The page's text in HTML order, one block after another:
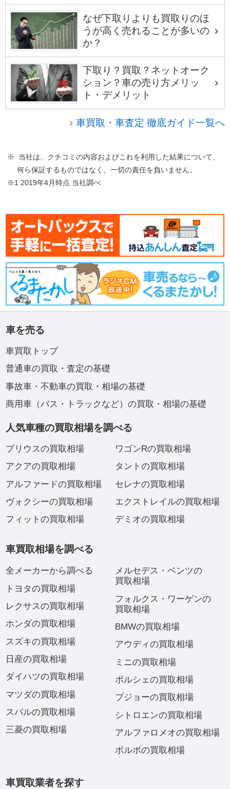
なぜ下取りよりも買取りのほ
うが高く売れることが多いの
か？
下取り？買取？ネットオーク
ション？車の売り方メリッ
ト・デメリット
車買取・車査定 徹底ガイド一覧へ
※ 当社は、クチコミの内容およびこれを利用した結果について、
何ら保証するものではなく、一切の責任を負いません。
※1 2019年4月時点 当社調べ
車を売る
車買取トップ
普通車の買取・査定の基礎
事故車・不動車の買取・相場の基礎
商用車（バス・トラックなど）の買取・相場の基礎
人気車種の買取相場を調べる
プリウスの買取相場
アクアの買取相場
アルファードの買取相場
ヴォクシーの買取相場
フィットの買取相場
ワゴンRの買取相場
タントの買取相場
セレナの買取相場
エクストレイルの買取相場
デミオの買取相場
車買取相場を調べる
全メーカーから調べる
トヨタの買取相場
レクサスの買取相場
ホンダの買取相場
スズキの買取相場
日産の買取相場
ダイハツの買取相場
マツダの買取相場
スバルの買取相場
三菱の買取相場
メルセデス・ベンツの
買取相場
フォルクス・ワーゲンの
買取相場
BMWの買取相場
アウディの買取相場
ミニの買取相場
ポルシェの買取相場
プジョーの買取相場
シトロエンの買取相場
アルファロメオの買取相場
ボルボの買取相場
車買取業者を探す